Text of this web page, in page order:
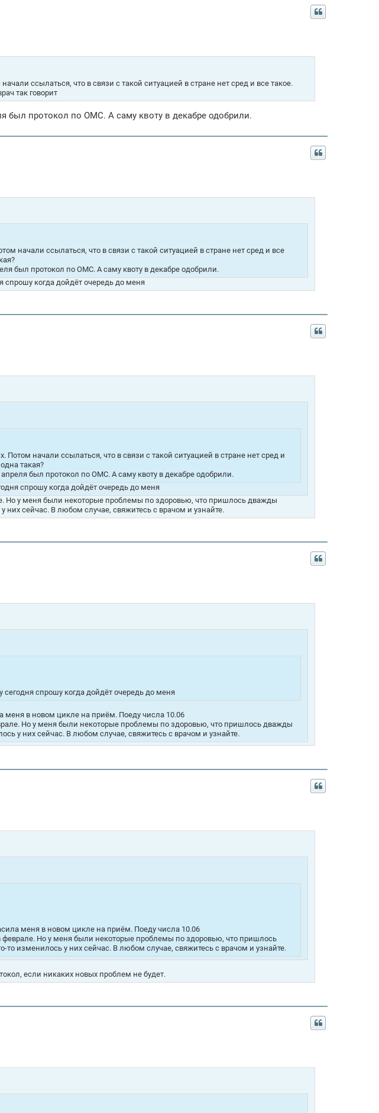
ссылаться, что в связи с такой ситуацией в стране нет сред и все такое.
так говорит
был протокол по ОМС. А саму квоту в декабре одобрили.
начали ссылаться, что в связи с такой ситуацией в стране нет сред и все
был протокол по ОМС. А саму квоту в декабре одобрили.
когда дойдёт очередь до меня
Потом начали ссылаться, что в связи с такой ситуацией в стране нет сред и
такая?
был протокол по ОМС. А саму квоту в декабре одобрили.
спрошу когда дойдёт очередь до меня
Но у меня были некоторые проблемы по здоровью, что пришлось дважды
них сейчас. В любом случае, свяжитесь с врачом и узнайте.
спрошу когда дойдёт очередь до меня
меня в новом цикле на приём. Поеду числа 10.06
Но у меня были некоторые проблемы по здоровью, что пришлось дважды
у них сейчас. В любом случае, свяжитесь с врачом и узнайте.
меня в новом цикле на приём. Поеду числа 10.06
Но у меня были некоторые проблемы по здоровью, что пришлось
изменилось у них сейчас. В любом случае, свяжитесь с врачом и узнайте.
если никаких новых проблем не будет.